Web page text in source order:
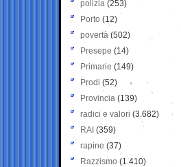
polizia (253)
Porto (12)
povertà (502)
Presepe (14)
Primarie (149)
Prodi (52)
Provincia (139)
radici e valori (3.682)
RAI (359)
rapine (37)
Razzismo (1.410)